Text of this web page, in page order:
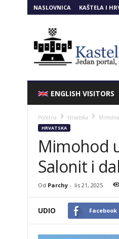
NASLOVNICA KAŠTELA I
ENGLISH VISITORS
Početna Hrvatska
HRVATSKA
Mimohod
Salonit i
Od Parchy- lis 21, 2025
UDIO Facebook